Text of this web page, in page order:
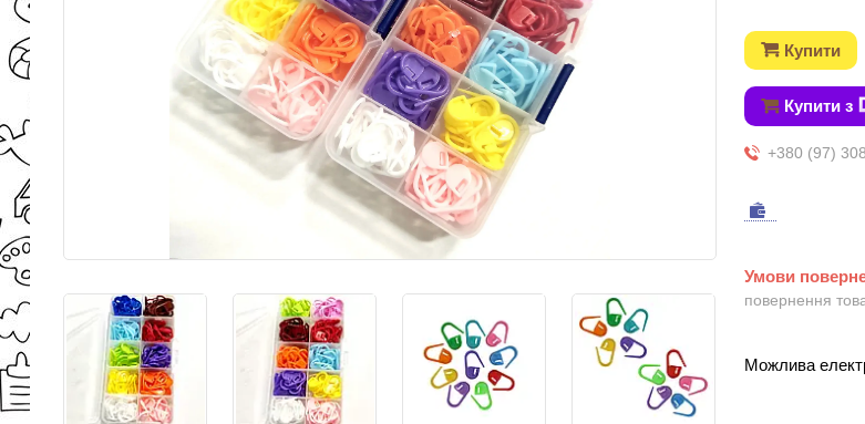
Купити
Купити з
+380 (97)
повернення